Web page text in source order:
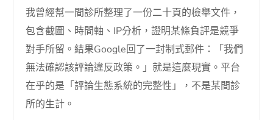
我曾經幫一間診所整理了一份二十頁的檢舉文件，
包含截圖、時間軸、IP分析，證明某條負評是競爭
對手所留。結果Google回了一封制式郵件：「我們
無法確認該評論違反政策。」就是這麼現實。平台
在乎的是「評論生態系統的完整性」，不是某間診
所的生計。